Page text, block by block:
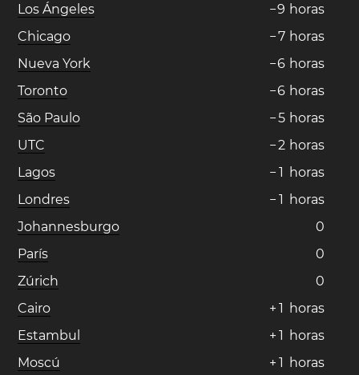
Los Ángeles −9 horas
Chicago
−7 horas
Nueva York
−6 horas
Toronto
−6 horas
São Paulo
−5 horas
UTC
−2 horas
Lagos
− 1 horas
Londres
− 1 horas
Johannesburgo
0
París
0
Zúrich
0
Cairo
+ 1 horas
Estambul
+ 1 horas
Moscú
+ 1 horas